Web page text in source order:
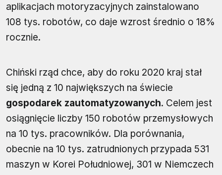
aplikacjach motoryzacyjnych zainstalowano
108 tys. robotów, co daje wzrost średnio o 18%
rocznie.
Chiński rząd chce, aby do roku 2020 kraj stał
się jedną z 10 największych na świecie
gospodarek zautomatyzowanych. Celem jest
osiągnięcie liczby 150 robotów przemysłowych
na 10 tys. pracowników. Dla porównania,
obecnie na 10 tys. zatrudnionych przypada 531
maszyn w Korei Południowej, 301 w Niemczech